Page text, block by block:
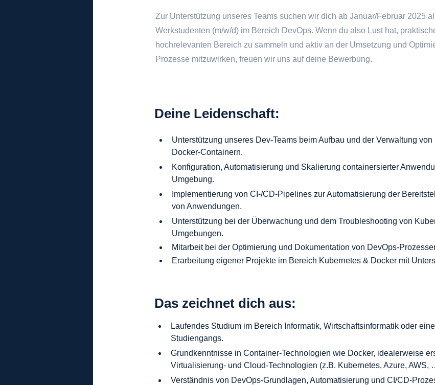
Zur Unterstützung unseres Teams suchen wir dich ab Januar/Februar 2025
Werkstudenten (m/w/d) im Bereich DevOps. Wenn du also Lust hat,
hochrelevanten Bereich zu sammeln und aktiv an der Umsetzung und
Prozesse mitzuwirken, freuen wir uns auf deine Bewerbung.
Deine Leidenschaft:
Unterstützung unseres Dev-Teams beim Aufbau und der Verwaltung
Docker-Containern.
Konfiguration, Automatisierung und Skalierung containersierter
Umgebung.
Implementierung von CI-/CD-Pipelines zur Automatisierung der
von Anwendungen.
Unterstützung bei der Überwachung und dem Troubleshooting von
Umgebungen.
Mitarbeit bei der Optimierung und Dokumentation von DevOps-
Erarbeitung eigener Projekte im Bereich Kubernetes & Docker mit
Das zeichnet dich aus:
Laufendes Studium im Bereich Informatik, Wirtschaftsinformatik oder
Studiengangs.
Grundkenntnisse in Container-Technologien wie Docker, idealerweise
Virtualisierung- und Cloud-Technologien (z.B. Kubernetes, Azure, AWS,
Verständnis von DevOps-Grundlagen, Automatisierung und CI/CD-